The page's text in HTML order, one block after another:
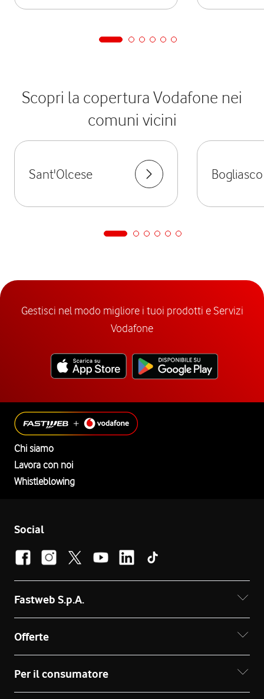
Scopri la copertura Vodafone nei
comuni vicini
Sant'Olcese Bogliasco
Gestisci nel modo migliore i tuoi prodotti e Servizi
Vodafone
Chi siamo
Lavora con noi
Whistleblowing
Social
Fastweb S.p.A.
Offerte
Per il consumatore